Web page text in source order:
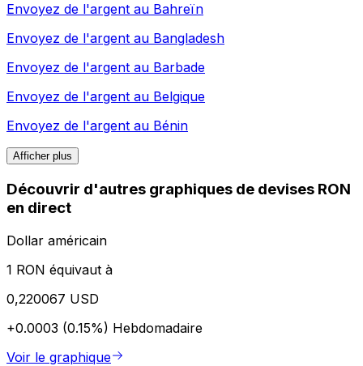
Envoyez de l'argent au Bahreïn
Envoyez de l'argent au Bangladesh
Envoyez de l'argent au Barbade
Envoyez de l'argent au Belgique
Envoyez de l'argent au Bénin
Afficher plus
Découvrir d'autres graphiques de devises RON
en direct
Dollar américain
1 RON équivaut à
0,220067 USD
+0.0003 (0.15%) Hebdomadaire
Voir le graphique